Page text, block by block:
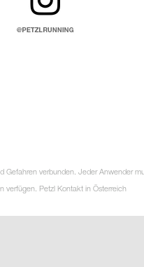
Gefahren verbunden. Jeder Anwender
verfügen. Petzl Kontakt in Österreich